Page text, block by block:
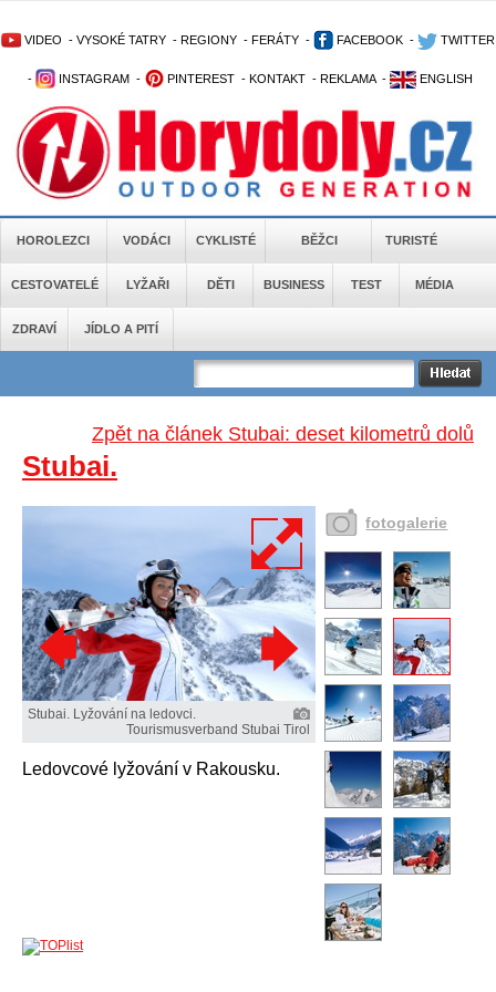
VIDEO - VYSOKÉ TATRY - REGIONY - FERÁTY - FACEBOOK - TWITTER
- INSTAGRAM - PINTEREST - KONTAKT - REKLAMA - ENGLISH
HOROLEZCI VODÁCI CYKLISTÉ BĚŽCI TURISTÉ
CESTOVATELÉ LYŽAŘI DĚTI BUSINESS TEST MÉDIA
ZDRAVÍ JÍDLO A PITÍ
Zpět na článek Stubai: deset kilometrů dolů
Stubai.
Stubai. Lyžování na ledovci.
Tourismusverband Stubai Tirol
Ledovcové lyžování v Rakousku.
fotogalerie